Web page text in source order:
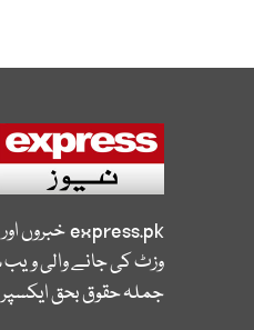
express.pkخبروں
وزٹ کی جانے والی
جملہ حقوق بحق